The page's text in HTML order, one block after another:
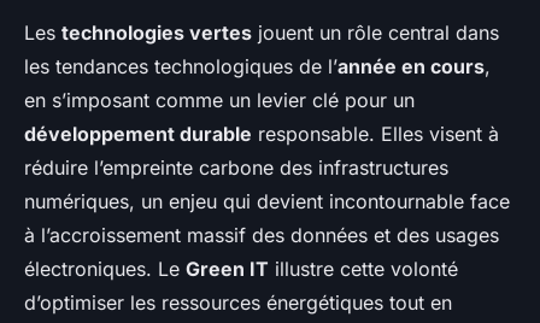
Les technologies vertes jouent un rôle central dans
les tendances technologiques de l’année en cours,
en s’imposant comme un levier clé pour un
développement durable responsable. Elles visent à
réduire l’empreinte carbone des infrastructures
numériques, un enjeu qui devient incontournable face
à l’accroissement massif des données et des usages
électroniques. Le Green IT illustre cette volonté
d’optimiser les ressources énergétiques tout en